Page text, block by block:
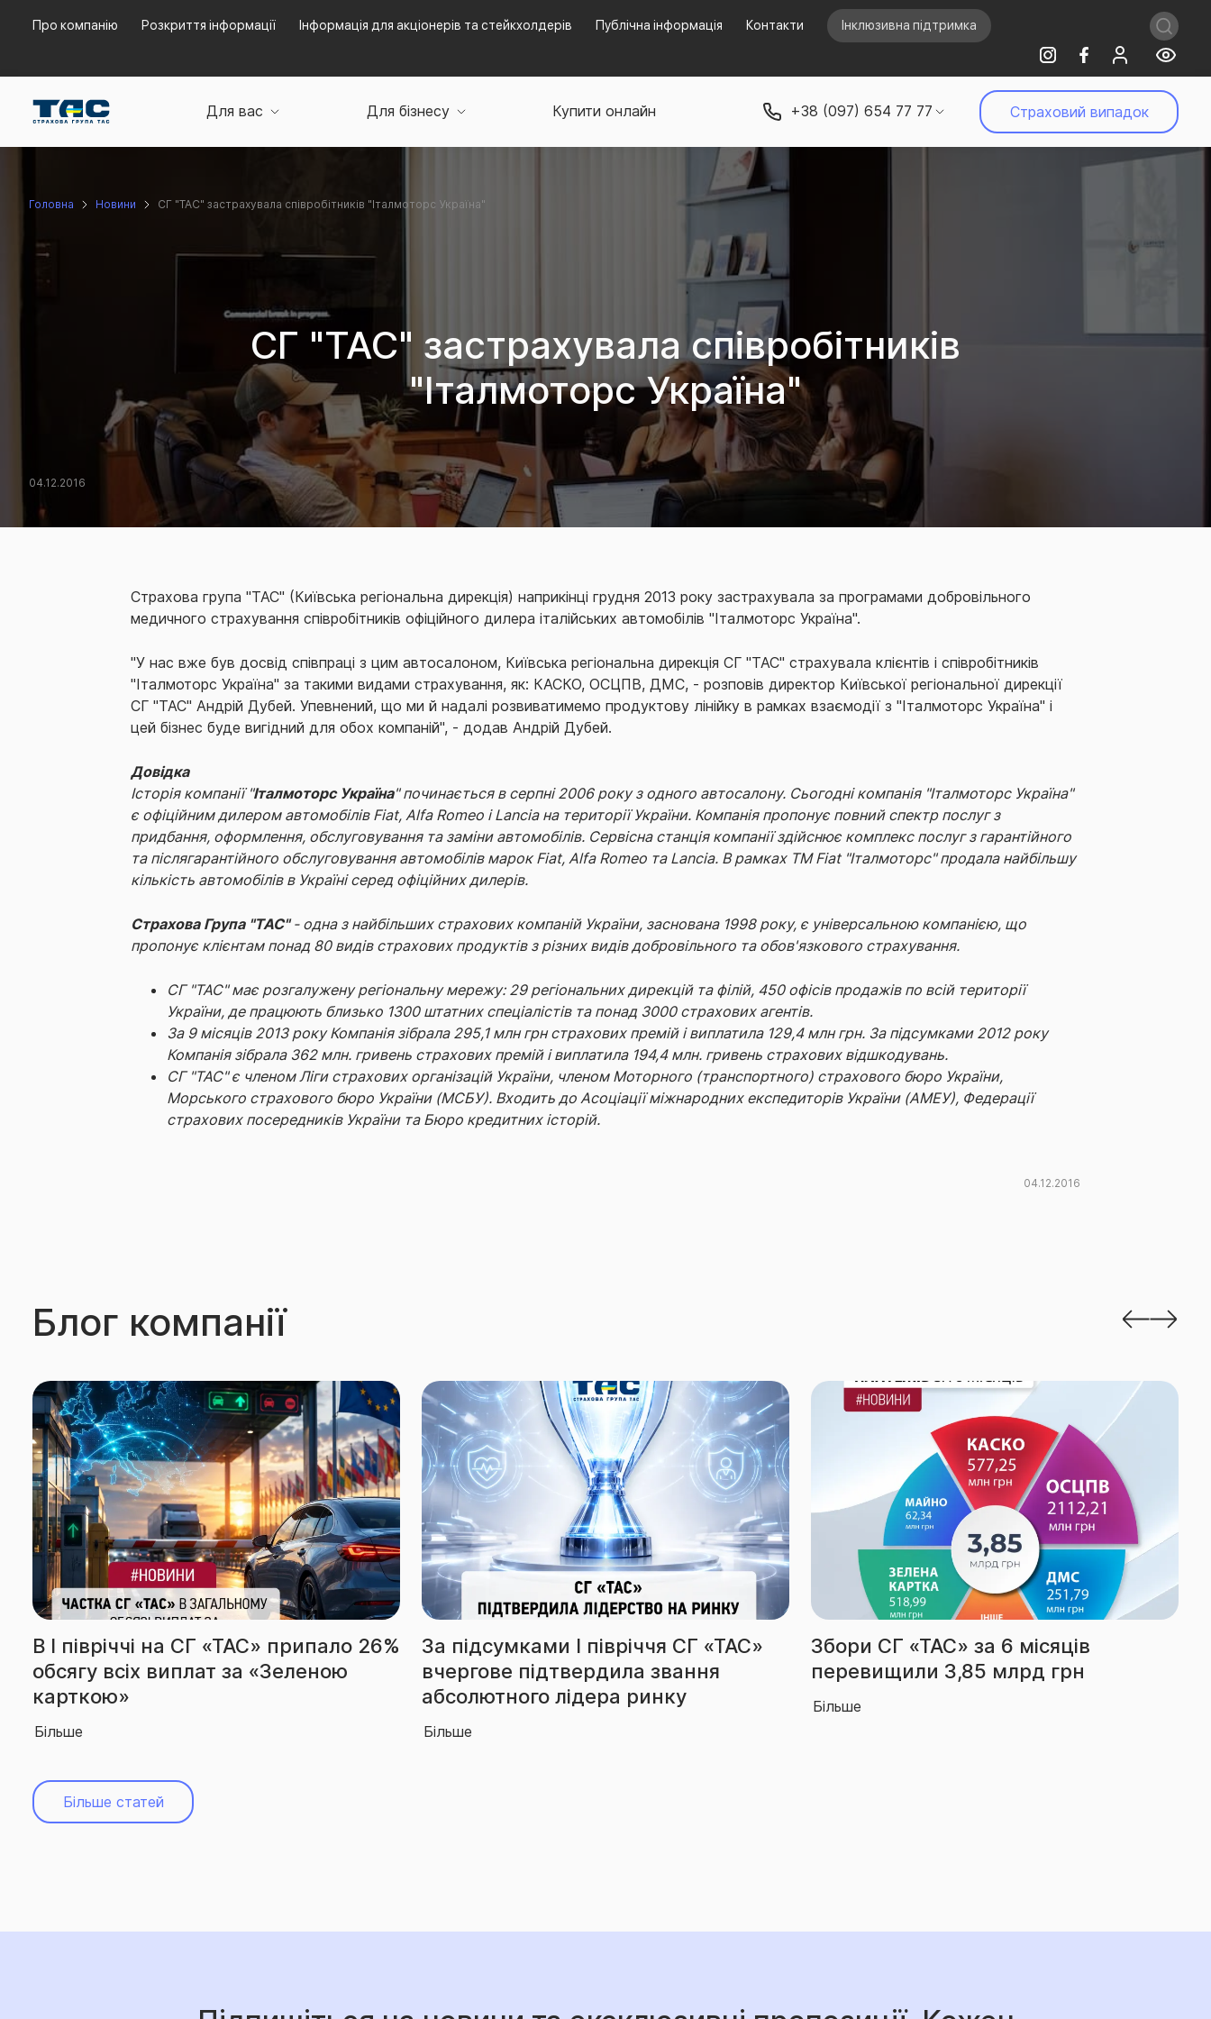
Про компанію Розкриття інформації Інформація для акціонерів та стейкхолдерів Публічна інформація Контакти Інклюзивна підтримка
Для вас Для бізнесу Купити онлайн +38 (097) 654 77 77 Страховий випадок
Головна Новини СГ "ТАС" застрахувала співробітників "Італмоторс Україна"
СГ "ТАС" застрахувала співробітників
"Італмоторс Україна"
04.12.2016
Страхова група "ТАС" (Київська регіональна дирекція) наприкінці грудня 2013 року застрахувала за програмами добровільного
медичного страхування співробітників офіційного дилера італійських автомобілів "Італмоторс Україна".
"У нас вже був досвід співпраці з цим автосалоном, Київська регіональна дирекція СГ "ТАС" страхувала клієнтів і співробітників
"Італмоторс Україна" за такими видами страхування, як: КАСКО, ОСЦПВ, ДМС, - розповів директор Київської регіональної дирекції
СГ "ТАС" Андрій Дубей. Упевнений, що ми й надалі розвиватимемо продуктову лінійку в рамках взаємодії з "Італмоторс Україна" і
цей бізнес буде вигідний для обох компаній", - додав Андрій Дубей.
Довідка
Історія компанії "Італмоторс Україна" починається в серпні 2006 року з одного автосалону. Сьогодні компанія "Італмоторс Україна"
є офіційним дилером автомобілів Fiat, Alfa Romeo і Lancia на території України. Компанія пропонує повний спектр послуг з
придбання, оформлення, обслуговування та заміни автомобілів. Сервісна станція компанії здійснює комплекс послуг з гарантійного
та післягарантійного обслуговування автомобілів марок Fiat, Alfa Romeo та Lancia. В рамках ТМ Fiat "Італмоторс" продала найбільшу
кількість автомобілів в Україні серед офіційних дилерів.
Страхова Група "ТАС"- одна з найбільших страхових компаній України, заснована 1998 року, є універсальною компанією, що
пропонує клієнтам понад 80 видів страхових продуктів з різних видів добровільного та обов'язкового страхування.
СГ "ТАС" має розгалужену регіональну мережу: 29 регіональних дирекцій та філій, 450 офісів продажів по всій території
України, де працюють близько 1300 штатних спеціалістів та понад 3000 страхових агентів.
За 9 місяців 2013 року Компанія зібрала 295,1 млн грн страхових премій і виплатила 129,4 млн грн. За підсумками 2012 року
Компанія зібрала 362 млн. гривень страхових премій і виплатила 194,4 млн. гривень страхових відшкодувань.
СГ "ТАС" є членом Ліги страхових організацій України, членом Моторного (транспортного) страхового бюро України,
Морського страхового бюро України (МСБУ). Входить до Асоціації міжнародних експедиторів України (АМЕУ), Федерації
страхових посередників України та Бюро кредитних історій.
04.12.2016
Блог компанії
припало 26%
За підсумками І півріччя СГ «ТАС»
вчергове підтвердила звання
абсолютного лідера ринку
Збори СГ «ТАС» за 6 місяців
перевищили 3,85 млрд грн
Більше
Виплати СГ «ТАС» за І
зросли на 66% – до 2,14
Більше статей